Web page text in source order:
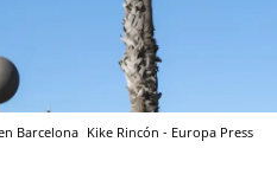
Barcelona Kike Rincón - Europa Press